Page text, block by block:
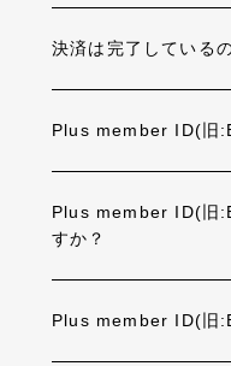
決済は完了している
Plus member ID(旧
Plus member ID(旧
すか？
Plus member ID(旧